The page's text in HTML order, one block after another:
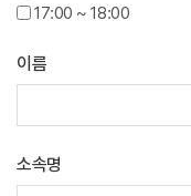
17:00 ~ 18:00
이름
소속명